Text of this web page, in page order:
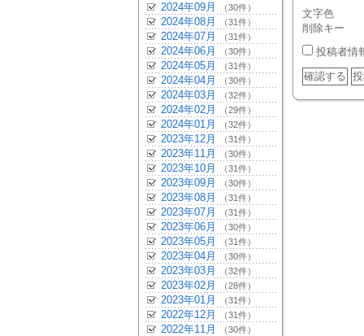
2024年09月 （30件）
2024年08月 （31件）
2024年07月 （31件）
2024年06月 （30件）
2024年05月 （31件）
2024年04月 （30件）
2024年03月 （32件）
2024年02月 （29件）
2024年01月 （32件）
2023年12月 （31件）
2023年11月 （30件）
2023年10月 （31件）
2023年09月 （30件）
2023年08月 （31件）
2023年07月 （31件）
2023年06月 （30件）
2023年05月 （31件）
2023年04月 （30件）
2023年03月 （32件）
2023年02月 （28件）
2023年01月 （31件）
2022年12月 （31件）
2022年11月 （30件）
文字色
削除キー
投稿者情